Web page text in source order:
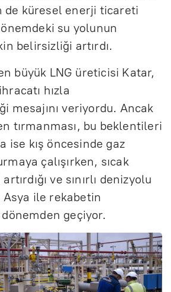
de küresel enerji ticareti
su yolunun
belirsizliği artırdı.
büyük LNG üreticisi Katar,
hızla
mesajını veriyordu. Ancak
tırmanması, bu beklentileri
ise kış öncesinde gaz
çalışırken, sıcak
ve sınırlı denizyolu
ile rekabetin
dönemden geçiyor.